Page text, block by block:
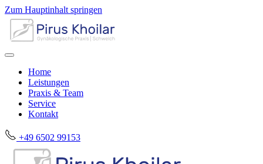
Zum Hauptinhalt springen
Home
Leistungen
Praxis & Team
Service
Kontakt
+49 6502 99153